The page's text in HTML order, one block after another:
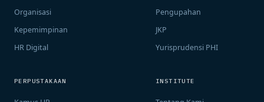
Organisasi
Kepemimpinan
HR Digital
Pengupahan
JKP
Yurisprudensi PHI
PERPUSTAKAAN INSTITUTE